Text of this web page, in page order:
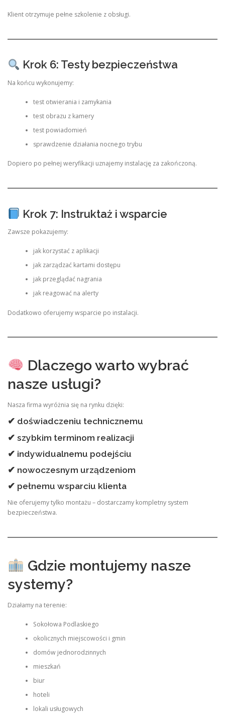
Klient otrzymuje pełne szkolenie z obsługi.
Krok 6: Testy bezpieczeństwa
Na końcu wykonujemy:
test otwierania i zamykania
test obrazu z kamery
test powiadomień
sprawdzenie działania nocnego trybu
Dopiero po pełnej weryfikacji uznajemy instalację za zakończoną.
Krok 7: Instruktaż i wsparcie
Zawsze pokazujemy:
jak korzystać z aplikacji
jak zarządzać kartami dostępu
jak przeglądać nagrania
jak reagować na alerty
Dodatkowo oferujemy wsparcie po instalacji.
Dlaczego warto wybrać
nasze usługi?
Nasza firma wyróżnia się na rynku dzięki:
✔ doświadczeniu technicznemu
✔ szybkim terminom realizacji
✔ indywidualnemu podejściu
✔ nowoczesnym urządzeniom
✔ pełnemu wsparciu klienta
Nie oferujemy tylko montażu – dostarczamy kompletny system
bezpieczeństwa.
Gdzie montujemy nasze
systemy?
Działamy na terenie:
Sokołowa Podlaskiego
okolicznych miejscowości i gmin
domów jednorodzinnych
mieszkań
biur
hoteli
lokali usługowych